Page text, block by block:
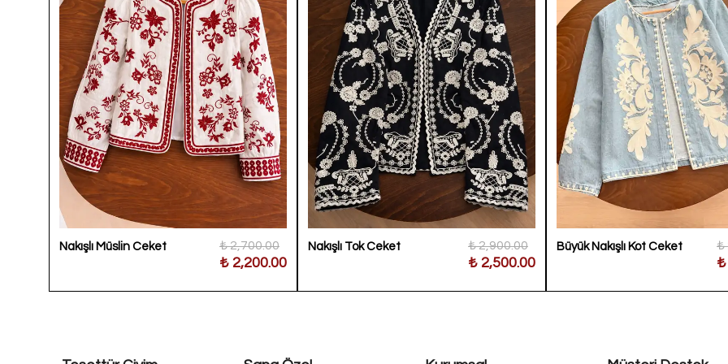
Nakışlı Müslin Ceket ₺ 2,700.00
₺ 2,200.00
Nakışlı Tok Ceket ₺ 2,900.00
₺ 2,500.00
Büyük Nakışlı Kot Ceket ₺
₺